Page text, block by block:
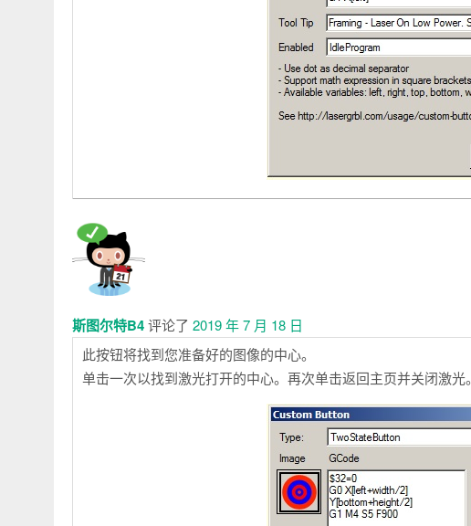
斯图尔特B4评论了 2019 年 7 月 18 日
此按钮将找到您准备好的图像的中心。
单击一次以找到激光打开的中心。再次单击返回主页并关闭激光。